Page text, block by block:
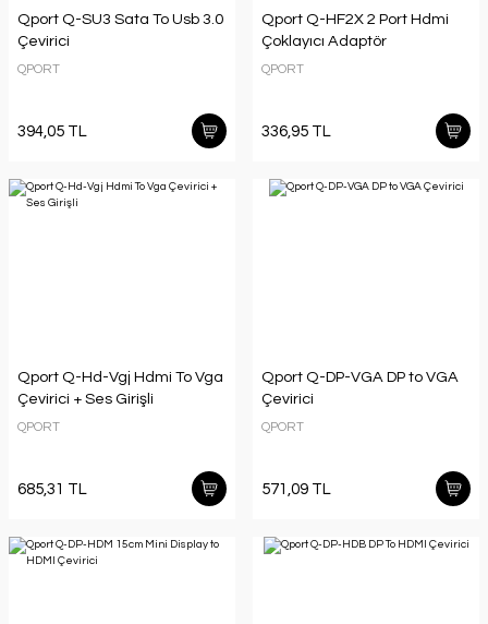
Qport Q-SU3 Sata To Usb 3.0
Çevirici
QPORT
394,05 TL
Qport Q-HF2X 2 Port Hdmi
Çoklayıcı Adaptör
QPORT
336,95 TL
Qport Q-Hd-Vgj Hdmi To Vga
Çevirici + Ses Girişli
QPORT
685,31 TL
Qport Q-DP-VGA DP to VGA
Çevirici
QPORT
571,09 TL